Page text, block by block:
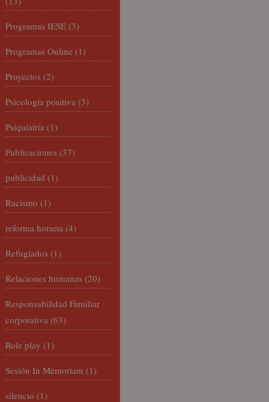
Programas IESE (3)
Programas Online (1)
Proyectos (2)
Psicología positiva (3)
Psiquiatría (1)
Publicaciones (37)
publicidad (1)
Racismo (1)
reforma horaria (4)
Refugiados (1)
Relaciones humanas (20)
Responsabilidad Familiar
corporativa (63)
Role play (1)
Sesión In Memoriam (1)
silencio (1)